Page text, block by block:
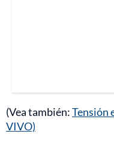
(Vea también:Tensión
VIVO)